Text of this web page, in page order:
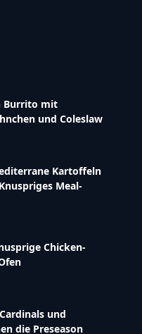
Burrito mit
und Coleslaw
Kartoffeln
Meal-
Chicken-
und
die Preseason